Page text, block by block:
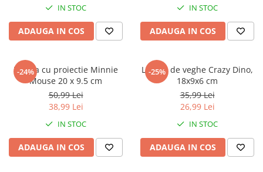
Wednesday
Faro
La casa de papel
Minnie Mouse Disney
Perletti
My Little Pony
Poopsie
Shimmer Shine
Sofia Intai
FC Barcelona
Red Bull Racing
OEM
IN STOC
ADAUGA IN COS
IN STOC
ADAUGA IN COS
-24%
Veioza cu proiectie Minnie
Mouse 20 x 9.5 cm
50,99 Lei
38,99 Lei
IN STOC
ADAUGA IN COS
-25%
Lampa de veghe Crazy Dino,
18x9x6 cm
35,99 Lei
26,99 Lei
IN STOC
ADAUGA IN COS